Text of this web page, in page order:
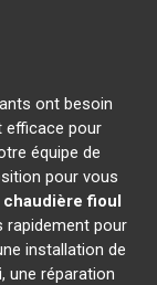
ont besoin
pour
équipe de
pour vous
chaudière fioul
rapidement pour
installation de
, une réparation